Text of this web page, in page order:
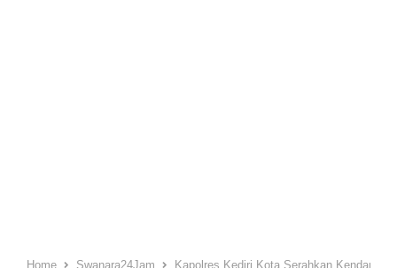
Home Swanara24Jam Kapolres Kediri Kota Serahkan